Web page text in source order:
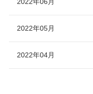
2022年05月
2022年04月